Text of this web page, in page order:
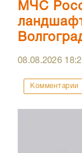
МЧС
08.08.2026
Комментарии